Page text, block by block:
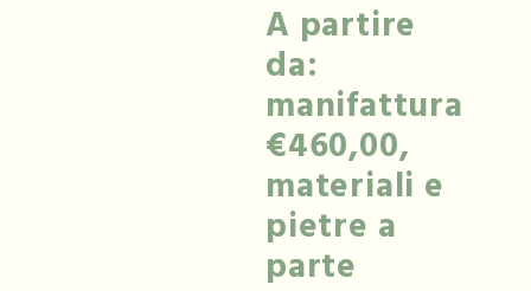
A partire
da:
manifattura
€460,00,
materiali e
pietre a
parte